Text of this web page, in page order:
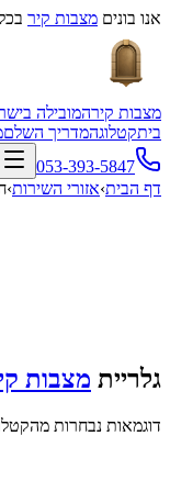
אנו בונים מצבות קיר
מצבות קירהמובילה
ביתקטלוגהמדריך השלם
053-393-5847
דף הבית›אזורי השירות›
גלריית מצבות
דוגמאות נבחרות